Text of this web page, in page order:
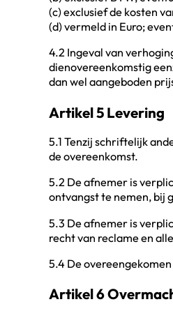
(c) exclusief de kosten
(d) vermeld in Euro;
4.2 Ingeval van
dienovereenkomstig
dan wel aangeboden
Artikel 5 Levering
5.1 Tenzij schriftelijk
de overeenkomst.
5.2 De afnemer is
ontvangst te nemen, bij
5.3 De afnemer is
recht van reclame en
5.4 De
Artikel 6